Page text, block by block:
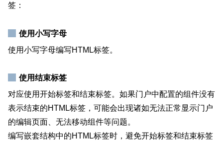
签：
使用小写字母
使用小写字母编写HTML标签。
使用结束标签
对应使用开始标签和结束标签。如果门户中配置的组件没有
表示结束的HTML标签，可能会出现诸如无法正常显示门户
的编辑页面、无法移动组件等问题。
编写嵌套结构中的HTML标签时，避免开始标签和结束标签